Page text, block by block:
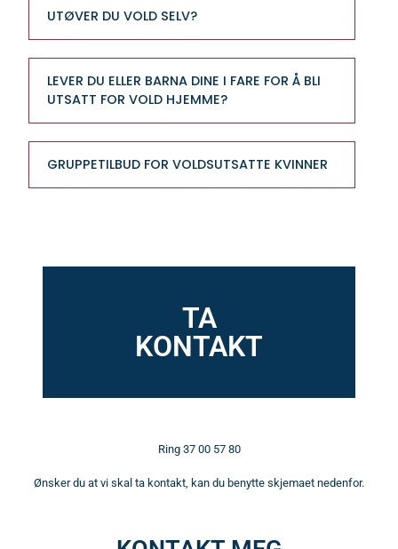
UTØVER DU VOLD SELV?
LEVER DU ELLER BARNA DINE I FARE FOR Å BLI
UTSATT FOR VOLD HJEMME?
GRUPPETILBUD FOR VOLDSUTSATTE KVINNER
TA
KONTAKT
Ring 37 00 57 80
Ønsker du at vi skal ta kontakt, kan du benytte skjemaet nedenfor.